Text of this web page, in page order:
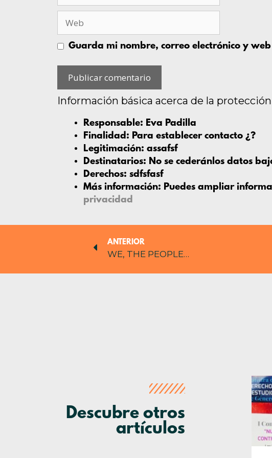
Guarda mi nombre, correo electrónico y
Información básica acerca de la
Responsable: Eva Padilla
Finalidad: Para establecer contacto ¿?
Legitimación: assafsf
Destinatarios: No se cederánlos datos
Derechos: sdfsfasf
Más información: Puedes ampliar
privacidad
ANTERIOR
WE, THE PEOPLE…
Descubre otros
artículos